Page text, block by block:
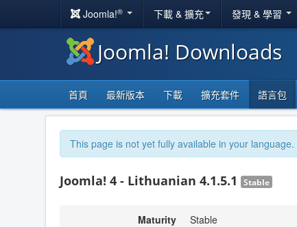
Joomla!® 下載 & 擴充 發現 & 學習
Joomla! Downloads
首頁 最新版本 下載 擴充套件 語言包
This page is not yet fully available in your
Joomla! 4 - Lithuanian 4.1.5.1 Stable
Maturity
Stable